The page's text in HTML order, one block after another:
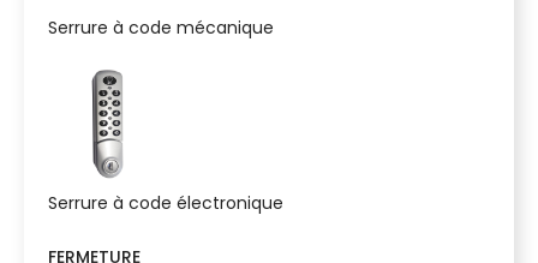
Serrure à code mécanique
Serrure à code électronique
FERMETURE